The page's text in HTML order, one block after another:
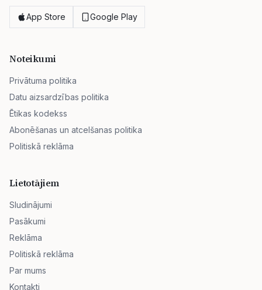
App Store Google Play
Noteikumi
Privātuma politika
Datu aizsardzības politika
Ētikas kodekss
Abonēšanas un atcelšanas politika
Politiskā reklāma
Lietotājiem
Sludinājumi
Pasākumi
Reklāma
Politiskā reklāma
Par mums
Kontakti